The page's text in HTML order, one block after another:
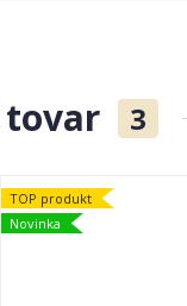
tovar 3
TOP produkt
Novinka